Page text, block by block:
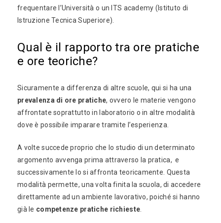
frequentare l’Università o un ITS academy (Istituto di
Istruzione Tecnica Superiore).
Qual è il rapporto tra ore pratiche
e ore teoriche?
Sicuramente a differenza di altre scuole, qui si ha una
prevalenza di ore pratiche, ovvero le materie vengono
affrontate soprattutto in laboratorio o in altre modalità
dove è possibile imparare tramite l’esperienza.
A volte succede proprio che lo studio di un determinato
argomento avvenga prima attraverso la pratica, e
successivamente lo si affronta teoricamente. Questa
modalità permette, una volta finita la scuola, di accedere
direttamente ad un ambiente lavorativo, poiché si hanno
già le competenze pratiche richieste